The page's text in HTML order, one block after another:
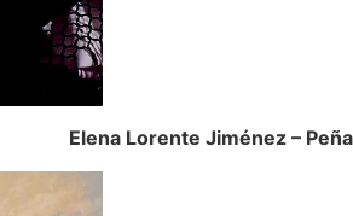
Elena Lorente Jiménez –